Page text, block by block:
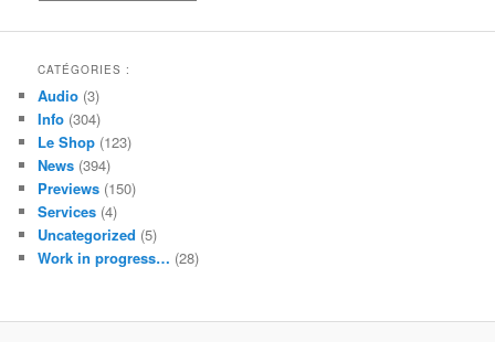
CATÉGORIES :
Audio (3)
Info (304)
Le Shop (123)
News (394)
Previews (150)
Services (4)
Uncategorized (5)
Work in progress… (28)